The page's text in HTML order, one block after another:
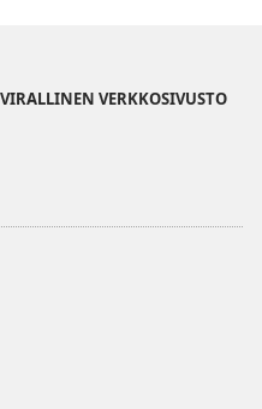
VERKKOSIVUSTO